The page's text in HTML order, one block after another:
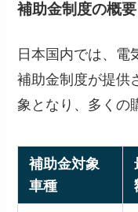
補助金制度の概要
日本国内では、電
補助金制度が提供
象となり、多くの
補助金対象
車種